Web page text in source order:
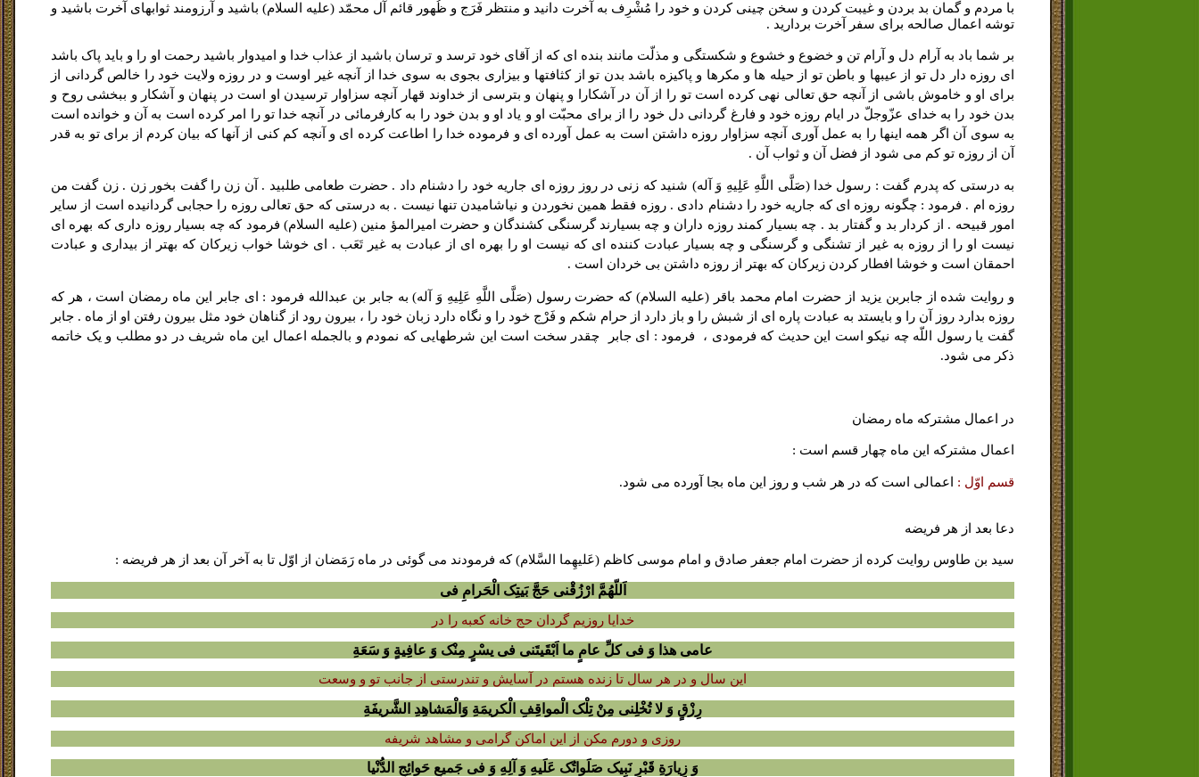
با مردم و گمان بد بردن و غیبت کردن و سخن چینى کردن و خود را مُشْرِف به آخرت دانید و منتظر فَرَج و ظُهور قائم آل محمّد (علیه السلام) باشید و آرزومند ثوابهاى آخرت باشید و
توشه اعمال صالحه براى سفر آخرت بردارید .
بر شما باد به آرام دل و آرام تن و خضوع و خشوع و شکستگى و مذلّت مانند بنده اى که از آقاى خود ترسد و ترسان باشید از عذاب خدا و امیدوار باشید رحمت او را و باید پاک باشد
اى روزه دار دل تو از عیبها و باطن تو از حیله ها و مکرها و پاکیزه باشد بدن تو از کثافتها و بیزارى بجوى به سوى خدا از آنچه غیر اوست و در روزه ولایت خود را خالص گردانى از
براى او و خاموش باشى از آنچه حق تعالى نهى کرده است تو را از آن در آشکارا و پنهان و بترسى از خداوند قهار آنچه سزاوار ترسیدن او است در پنهان و آشکار و ببخشى روح و
بدن خود را به خداى عزّوجلّ در ایام روزه خود و فارغ گردانى دل خود را از براى محبّت او و یاد او و بدن خود را به کارفرمائى در آنچه خدا تو را امر کرده است به آن و خوانده است
به سوى آن اگر همه اینها را به عمل آورى آنچه سزاوار روزه داشتن است به عمل آورده اى و فرموده خدا را اطاعت کرده اى و آنچه کم کنى از آنها که بیان کردم از براى تو به قدر
آن از روزه تو کم مى شود از فضل آن و ثواب آن .
به درستى که پدرم گفت : رسول خدا (صَلَّى اللَّهِ عَلِیهِ وَ آله) شنید که زنى در روز روزه اى جاریه خود را دشنام داد . حضرت طعامى طلبید . آن زن را گفت بخور زن . زن گفت من
روزه ام . فرمود : چگونه روزه اى که جاریه خود را دشنام دادى . روزه فقط همین نخوردن و نیاشامیدن تنها نیست . به درستى که حق تعالى روزه را حجابى گردانیده است از سایر
امور قبیحه . از کردار بد و گفتار بد . چه بسیار کمند روزه داران و چه بسیارند گرسنگى کشندگان و حضرت امیرالمؤ منین (علیه السلام) فرمود که چه بسیار روزه دارى که بهره اى
نیست او را از روزه به غیر از تشنگى و گرسنگى و چه بسیار عبادت کننده اى که نیست او را بهره اى از عبادت به غیر تَعَب . اى خوشا خواب زیرکان که بهتر از بیدارى و عبادت
احمقان است و خوشا افطار کردن زیرکان که بهتر از روزه داشتن بى خردان است .
و روایت شده از جابربن یزید از حضرت امام محمد باقر (علیه السلام) که حضرت رسول (صَلَّى اللَّهِ عَلِیهِ وَ آله) به جابر بن عبدالله فرمود : اى جابر این ماه رمضان است ، هر که
روزه بدارد روز آن را و بایستد به عبادت پاره اى از شبش را و باز دارد از حرام شکم و فَرْج خود را و نگاه دارد زبان خود را ، بیرون رود از گناهان خود مثل بیرون رفتن او از ماه . جابر
گفت یا رسول اللّه چه نیکو است این حدیث که فرمودى ، فرمود : اى جابر چقدر سخت است این شرطهایى که نمودم و بالجمله اعمال این ماه شریف در دو مطلب و یک خاتمه
ذکر مى شود.
در اعمال مشترکه ماه رمضان
اعمال مشترکه این ماه چهار قسم است :
قسم اوّل : اعمالى است که در هر شب و روز این ماه بجا آورده مى شود.
دعا بعد از هر فریضه
سید بن طاوس روایت کرده از حضرت امام جعفر صادق و امام موسى کاظم (عَلیهِما السَّلام) که فرمودند مى گوئى در ماه رَمَضان از اوّل تا به آخر آن بعد از هر فریضه :
اَللّهُمَّ ارْزُقْنى حَجَّ بَیتِک الْحَرامِ فى
خدایا روزیم گردان حج خانه کعبه را در
عامى هذا وَ فى کلِّ عامٍ ما اَبْقَیتَنى فى یسْرٍ مِنْک وَ عافِیةٍ وَ سَعَةِ
این سال و در هر سال تا زنده هستم در آسایش و تندرستى از جانب تو و وسعت
رِزْقٍ وَ لا تُخْلِنى مِنْ تِلْک الْمواقِفِ الْکریمَةِ وَالْمَشاهِدِ الشَّریفَةِ
روزى و دورم مکن از این اماکن گرامى و مشاهد شریفه
وَ زِیارَةِ قَبْرِ نَبِیک صَلَواتُک عَلَیهِ وَ آلِهِ وَ فى جَمیعِ حَوائِجِ الدُّنْیا